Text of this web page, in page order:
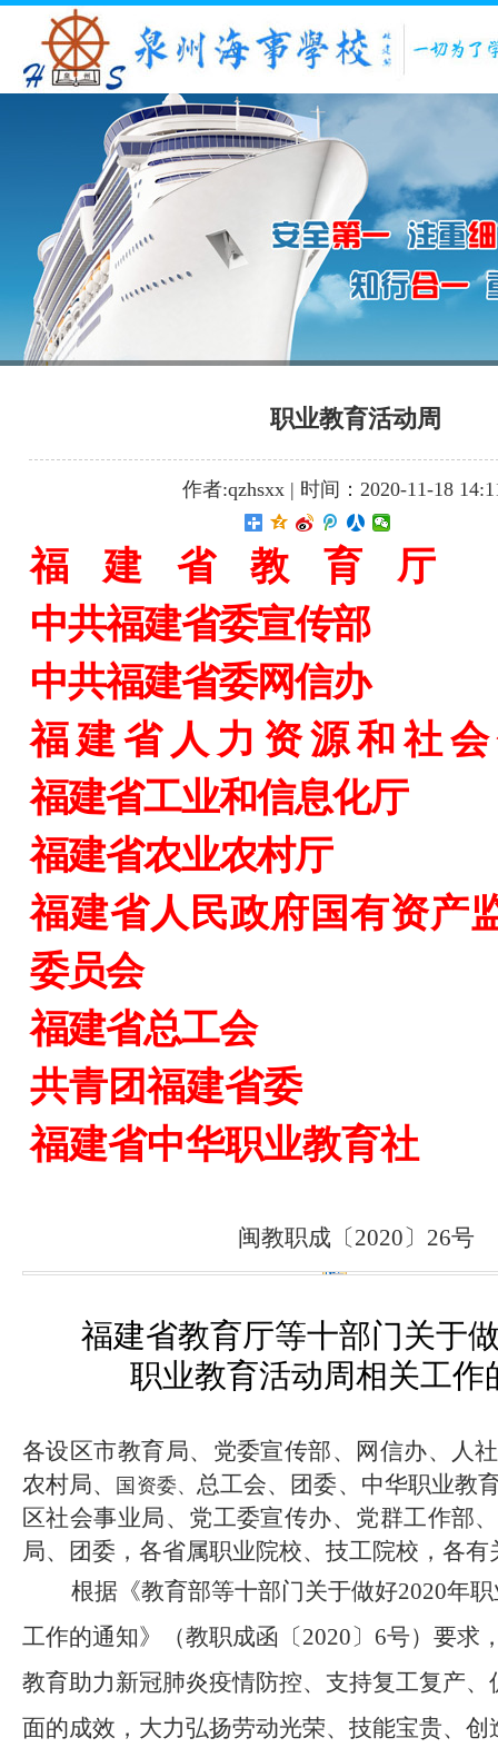
职业教育活动周
作者:qzhsxx | 时间：2020-11-18
福 建 省 教 育
厅
中共福建省委宣传部
中共福建省委网信办
福 建 省 人 力 资 源 和 社 会
福建省工业和信息化厅
福建省农业农村厅
福建省人民政府国有资产
委员会
福建省总工会
共青团福建省委
福建省中华职业教育社
闽教职成〔2020〕 26号
福建省教育厅等十部门关于
职业教育活动周相关工作
各设区市教育局、党委宣传部、 网信办、
人
农村局、
国资委、 总工会、
团委、中华职业教
区社会事业局、 党工委宣传办、 党群工作部、
局、团委 ，各省属职业院校、技工院校，各有
根据《教育部等十部门关于做好2020年
工作的通知》（教职成函〔2020〕6号）要求
教育助力新冠肺炎疫情防控、支持复工复产、
面的成效，大力弘扬劳动光荣、技能宝贵、创